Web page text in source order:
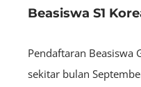
Beasiswa S1
Pendaftaran Beasiswa
sekitar bulan